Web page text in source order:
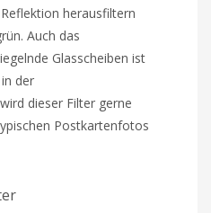
herausfiltern
Auch das
Glasscheiben ist
der
dieser Filter gerne
Postkartenfotos